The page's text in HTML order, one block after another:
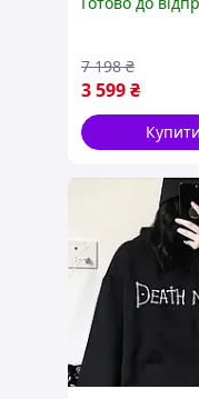
3 599₴
7 198 ₴
Купити